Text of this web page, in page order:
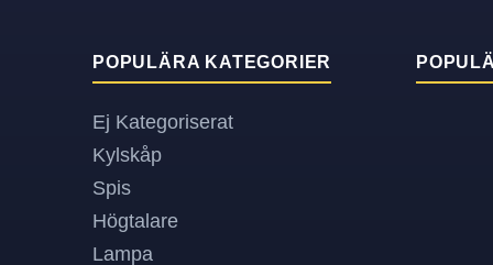
POPULÄRA KATEGORIER
Ej Kategoriserat
Kylskåp
Spis
Högtalare
Lampa